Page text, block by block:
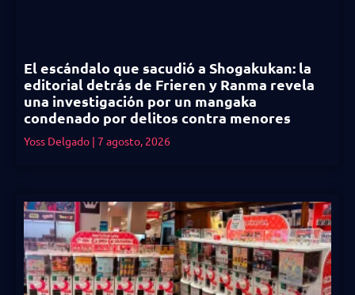
El escándalo que sacudió a Shogakukan: la
editorial detrás de Frieren y Ranma revela
una investigación por un mangaka
condenado por delitos contra menores
Yoss Delgado 7 agosto, 2026